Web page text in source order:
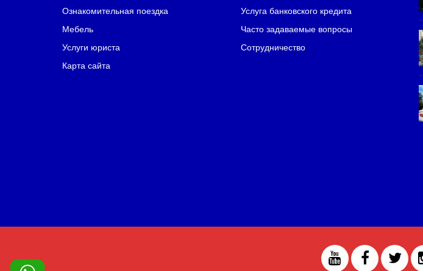
Ознакомительная поездка
Мебель
Услуги юриста
Карта сайта
Услуга банковского кредита
Часто задаваемые вопросы
Сотрудничество